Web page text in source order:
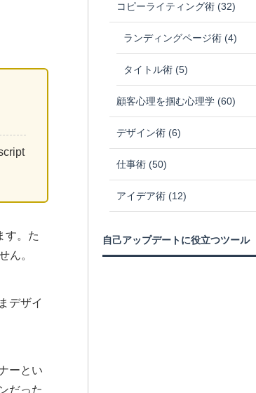
す。た
ん。
デザイ
ーとい
だった
コピーライティング術 (32)
ランディングページ術 (4)
タイトル術 (5)
顧客心理を掴む心理学 (60)
デザイン術 (6)
仕事術 (50)
アイデア術 (12)
自己アップデートに役立つツール